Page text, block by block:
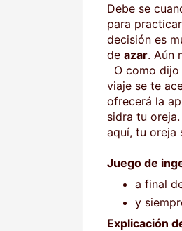
Debe se
para
decisión es
de azar. Aún
O como
viaje se te
ofrecerá la
sidra tu
aquí, tu oreja
Juego de
a final
y
Explicación